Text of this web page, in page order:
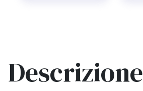
Descrizione